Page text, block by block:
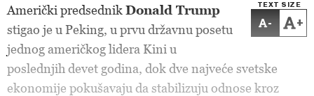
TEXT SIZE
- +
Američki predsednikDonald Trump
stigao je u Peking, u prvu državnu posetu
jednog američkog lidera Kini u
poslednjih devet godina, dok dve najveće svetske
ekonomije pokušavaju da stabilizuju odnose kroz